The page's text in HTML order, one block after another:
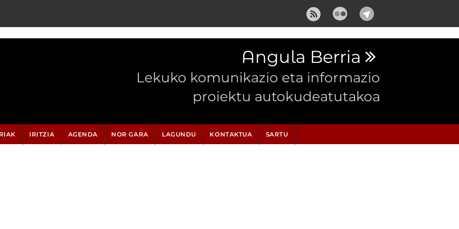
Angula Berria
Lekuko komunikazio eta informazio
proiektu autokudeatutakoa
IRITZIA AGENDA NOR GARA LAGUNDU KONTAKTUA SARTU